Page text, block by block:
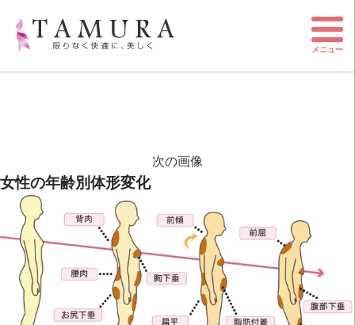
次の画像
女性の年齢別体形変化
メニュー